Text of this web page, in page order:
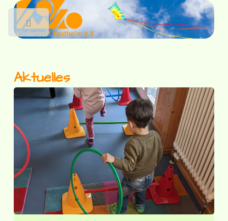
Aktuelles
Toggle